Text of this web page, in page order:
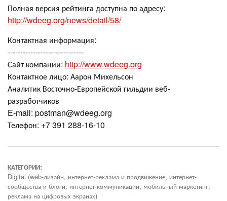
Полная версия рейтинга доступна по адресу:
http://wdeeg.org/news/detail/58/
Контактная информация:
------------------------------
Сайт компании: http://www.wdeeg.org
Контактное лицо: Аарон Михельсон
Аналитик Восточно-Европейской гильдии веб-
разработчиков
E-mail: postman@wdeeg.org
Телефон: +7 391 288-16-10
КАТЕГОРИИ:
Digital (web-дизайн, интернет-реклама и продвижение, интернет-
сообщества и блоги, интернет-коммуникации, мобильный маркетинг,
реклама на цифровых экранах)